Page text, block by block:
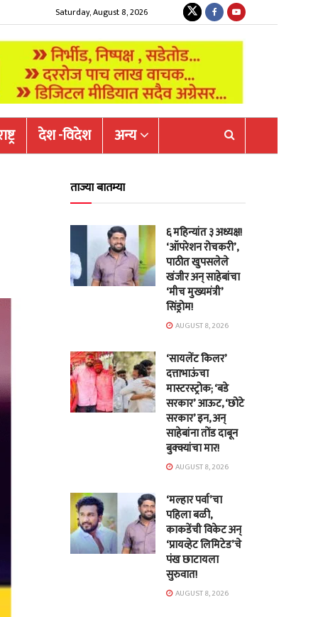
Saturday, August 8, 2026
देश -विदेश अन्य
ताज्या बातम्या
६ महिन्यांत ३ अध्यक्ष!
‘ऑपरेशन रोचकरी’,
पाठीत खुपसलेले
खंजीर अन् साहेबांचा
‘मीच मुख्यमंत्री’
सिंड्रोम!
AUGUST 8, 2026
‘सायलेंट किलर’
दत्ताभाऊंचा
मास्टरस्ट्रोक; ‘बडे
सरकार’ आऊट, ‘छोटे
सरकार’ इन, अन्
साहेबांना तोंड दाबून
बुक्क्यांचा मार!
AUGUST 8, 2026
‘मल्हार पर्वा’चा
पहिला बळी,
काकडेंची विकेट अन्
‘प्रायव्हेट लिमिटेड’चे
पंख छाटायला
सुरुवात!
AUGUST 8, 2026